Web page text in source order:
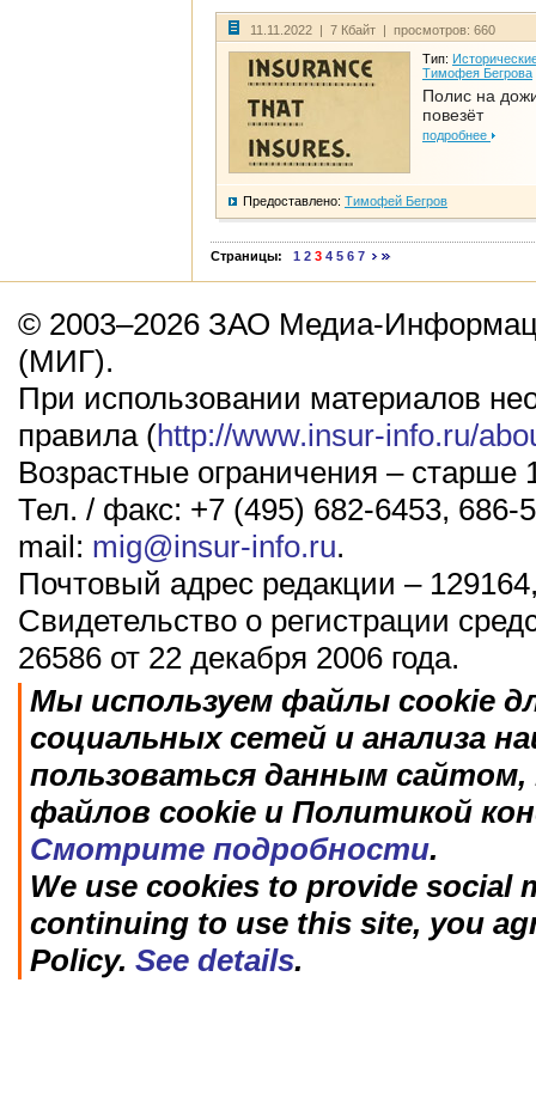
11.11.2022 | 7 Кбайт | просмотров: 660
Тип:
Тимофея Бегрова
Полис на
повезёт
подробнее
Предоставлено: Тимофей Бегров
Страницы: 1 2 3 4 5 6 7
© 2003–2026 ЗАО Медиа-
(МИГ).
При использовании материалов
правила (http://www.insur-info.ru/
Возрастные ограничения – старше
Тел. / факс: +7 (495) 682-6453, 686-
mail: mig@insur-info.ru.
Почтовый адрес редакции –
Свидетельство о регистрации
26586 от 22 декабря 2006 года.
Мы используем файлы cookie
социальных сетей и анализа
пользоваться данным
файлов cookie и Политикой
Смотрите подробности.
We use cookies to provide social
continuing to use this site, you
Policy. See details.